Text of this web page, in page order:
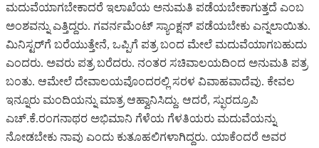
ಮದುವೆಯಾಗಬೇಕಾದರೆ ಇಲಾಖೆಯ ಅನುಮತಿ ಪಡೆಯಬೇಕಾಗುತ್ತದೆ ಎಂಬ
ಅಂಶವನ್ನು ಎತ್ತಿದ್ದರು. ಗವರ್ನಮೆಂಟ್ ಸ್ಯಾಂಕ್ಷನ್ ಪಡೆಯಬೇಕು ಎನ್ನಲಾಯಿತು.
ಮಿನಿಸ್ಟರ್‌ಗೆ ಬರೆಯುತ್ತೇನೆ, ಒಪ್ಪಿಗೆ ಪತ್ರ ಬಂದ ಮೇಲೆ ಮದುವೆಯಾಗಬಹುದು
ಎಂದರು. ಅವರು ಪತ್ರ ಬರೆದರು. ನಂತರ ಸಚಿವಾಲಯದಿಂದ ಅನುಮತಿ ಪತ್ರ
ಬಂತು. ಆಮೇಲೆ ದೇವಾಲಯವೊಂದರಲ್ಲಿ ಸರಳ ವಿವಾಹವಾದೆವು. ಕೇವಲ
ಇನ್ನೂರು ಮಂದಿಯನ್ನು ಮಾತ್ರ ಆಹ್ವಾನಿಸಿದ್ದು. ಆದರೆ, ಸ್ಫುರದ್ರೂಪಿ
ಎಚ್.ಕೆ.ರಂಗನಾಥರ ಅಭಿಮಾನಿ ಗೆಳೆಯ ಗೆಳತಿಯರು ಮದುವೆಯನ್ನು
ನೋಡಬೇಕು ನಾವು ಎಂದು ಕುತೂಹಲಿಗಳಾಗಿದ್ದರು. ಯಾಕೆಂದರೆ ಅವರ